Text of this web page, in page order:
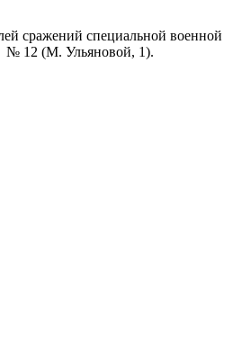
сражений специальной военной
№ 12 (М. Ульяновой, 1).